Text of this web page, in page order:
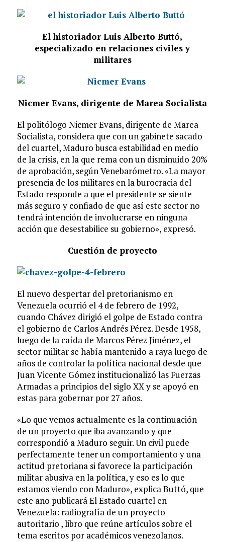
El historiador Luis Alberto Buttó,
especializado en relaciones civiles y
militares
Nicmer Evans, dirigente de Marea Socialista
El politólogo Nicmer Evans, dirigente de Marea
Socialista, considera que con un gabinete sacado
del cuartel, Maduro busca estabilidad en medio
de la crisis, en la que rema con un disminuido 20%
de aprobación, según Venebarómetro. «La mayor
presencia de los militares en la burocracia del
Estado responde a que el presidente se siente
más seguro y confiado de que así este sector no
tendrá intención de involucrarse en ninguna
acción que desestabilice su gobierno», expresó.
Cuestión de proyecto
El nuevo despertar del pretorianismo en
Venezuela ocurrió el 4 de febrero de 1992,
cuando Chávez dirigió el golpe de Estado contra
el gobierno de Carlos Andrés Pérez. Desde 1958,
luego de la caída de Marcos Pérez Jiménez, el
sector militar se había mantenido a raya luego de
años de controlar la política nacional desde que
Juan Vicente Gómez institucionalizó las Fuerzas
Armadas a principios del siglo XX y se apoyó en
estas para gobernar por 27 años.
«Lo que vemos actualmente es la continuación
de un proyecto que iba avanzando y que
correspondió a Maduro seguir. Un civil puede
perfectamente tener un comportamiento y una
actitud pretoriana si favorece la participación
militar abusiva en la política, y eso es lo que
estamos viendo con Maduro», explica Buttó, que
este año publicará El Estado cuartel en
Venezuela: radiografía de un proyecto
autoritario , libro que reúne artículos sobre el
tema escritos por académicos venezolanos.